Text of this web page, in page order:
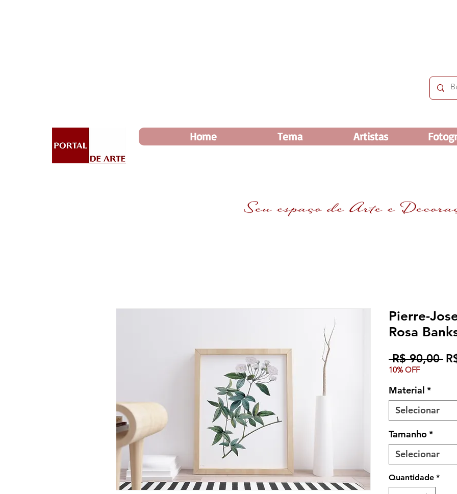
Home Tema Artistas
Pierre-
Rosa
R$ 90,00
10% OFF
Material *
Selecionar
Tamanho*
Selecionar
Quantidade *